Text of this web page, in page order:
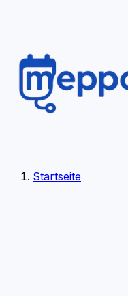
Startseite